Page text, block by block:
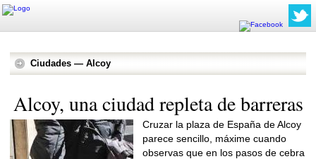
Ciudades — Alcoy
Alcoy, una ciudad repleta de barreras
Cruzar la plaza de España de Alcoy
parece sencillo, máxime cuando
observas que en los pasos de cebra